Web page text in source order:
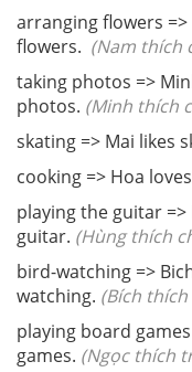
arranging flowers
flowers. (Nam thích
taking photos =>
photos. (Minh thích
skating => Mai likes
cooking => Hoa
playing the guitar
guitar. (Hùng thích
bird-watching =>
watching. (Bích
playing board
games. (Ngọc thích